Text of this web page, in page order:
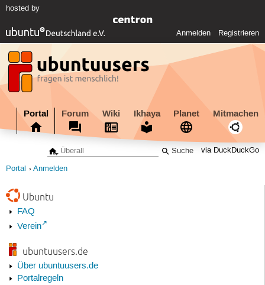
hosted by
Anmelden Registrieren
Portal Forum Wiki Ikhaya Planet Mitmachen
via DuckDuckGo
Portal Anmelden
Ubuntu
FAQ
Verein
ubuntuusers.de
Über ubuntuusers.de
Portalregeln